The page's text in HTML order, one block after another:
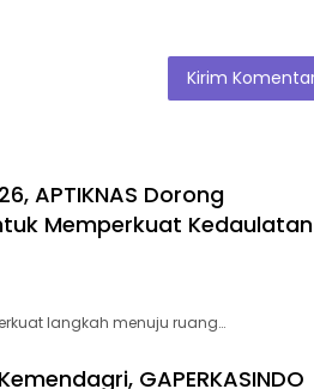
APTIKNAS Dorong
Memperkuat Kedaulatan
langkah menuju ruang…
GAPERKASINDO